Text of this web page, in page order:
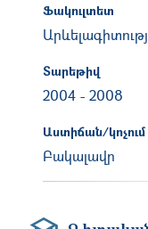
Ֆակուլտետ
Տարեթիվ
2004 - 2008
Աստիճան/կոչում
Բակալավր